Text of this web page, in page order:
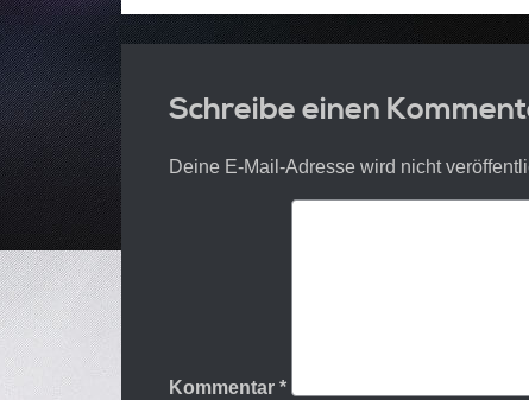
Schreibe einen
Deine E-Mail-Adresse wird nicht
Kommentar *